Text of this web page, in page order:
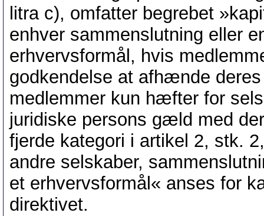
litra c), omfatter begrebet
enhver sammenslutning eller
erhvervsformål, hvis
godkendelse at afhænde
medlemmer kun hæfter for
juridiske persons gæld med
fjerde kategori i artikel 2, stk.
andre selskaber,
et erhvervsformål« anses for
direktivet.